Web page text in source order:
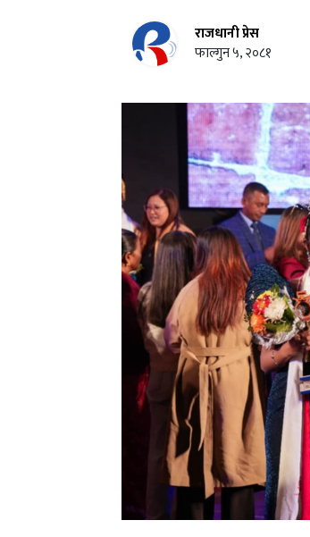
राजधानी प्रेस
फाल्गुन ५, २०८१